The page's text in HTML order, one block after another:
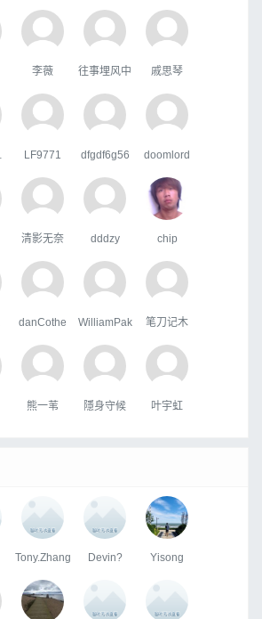
李薇 往事埋风中 戚思琴
LF9771 dfgdf6g56 doomlord
清影无奈 dddzy chip
danCothe WilliamPak 笔刀记木
熊一苇 隱身守候 叶宇虹
Tony.Zhang Devin? Yisong